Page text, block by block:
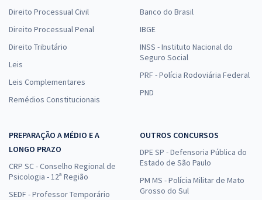
Direito Processual Civil
Direito Processual Penal
Direito Tributário
Leis
Leis Complementares
Remédios Constitucionais
Banco do Brasil
IBGE
INSS - Instituto Nacional do
Seguro Social
PRF - Polícia Rodoviária Federal
PND
PREPARAÇÃO A MÉDIO E A
LONGO PRAZO
CRP SC - Conselho Regional de
Psicologia - 12ª Região
SEDF - Professor Temporário
OUTROS CONCURSOS
DPE SP - Defensoria Pública do
Estado de São Paulo
PM MS - Polícia Militar de Mato
Grosso do Sul